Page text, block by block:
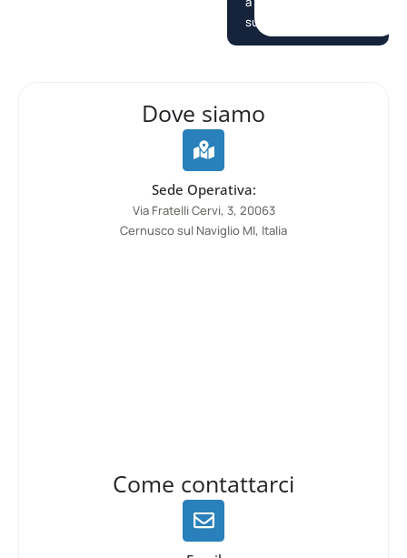
supportarti.
Dove siamo
Sede Operativa:
Via Fratelli Cervi, 3, 20063
Cernusco sul Naviglio MI, Italia
Come contattarci